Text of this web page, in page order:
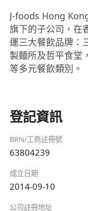
J-foods Hong
旗下的子公司，在
運三大餐飲品牌：
製麵所及哲平食堂
等多元餐飲類別。
登記資訊
BRN/工商註冊號
63804239
成立日期
2014-09-10
公司註冊地址